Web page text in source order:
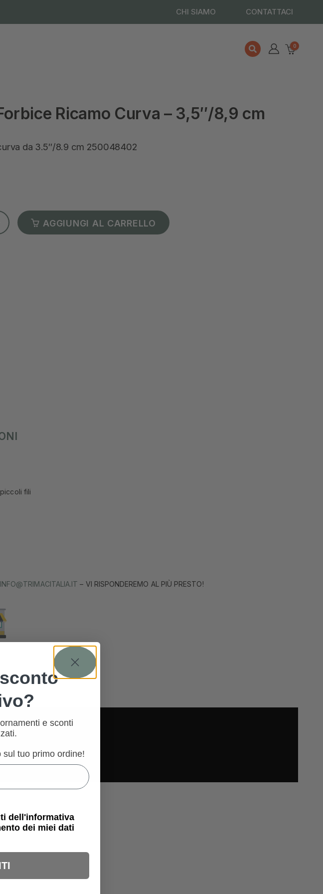
CHI SIAMO CONTATTACI
0
Ricamo Curva – 3,5″/8,9 cm
da 3.5″/8.9 cm 250048402
AGGIUNGI AL CARRELLO
fili
INFO@TRIMACITALIA.IT – VI RISPONDEREMO AL PIÙ PRESTO!
pc o smartphone.
e sconti
tuo primo ordine!
dell'informativa
dei miei dati